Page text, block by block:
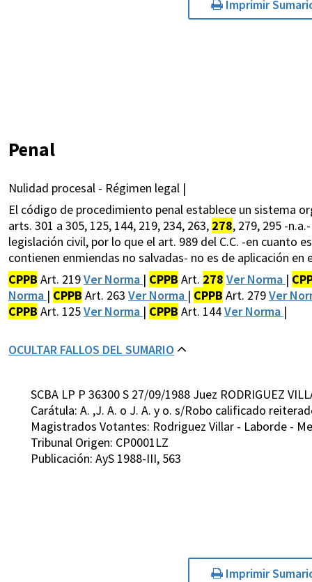
Imprimir
Penal
Nulidad procesal - Régimen legal |
El código de procedimiento penal establece un sistema
arts. 301 a 305, 125, 144, 219, 234, 263, 278, 279, 295 -
legislación civil, por lo que el art. 989 del C.C. -en cuanto
contienen enmiendas no salvadas- no es de aplicación en
CPPB Art. 219Ver Norma | CPPB Art. 278 Ver Norma |
Norma | CPPB Art. 263 Ver Norma | CPPB Art. 279Ver
CPPB Art. 125Ver Norma | CPPB Art. 144Ver Norma |
OCULTAR FALLOS DEL SUMARIO
SCBA LP P 36300 S 27/09/1988 Juez RODRIGUEZ
Carátula: A. ,J. A. o J. A. y o. s/Robo calificado
Magistrados Votantes: Rodriguez Villar - Laborde -
Tribunal Origen: CP0001LZ
Publicación: AyS 1988-III, 563
Imprimir